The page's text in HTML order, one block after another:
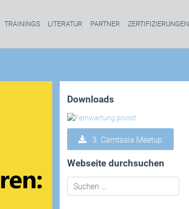
TRAININGS LITERATUR PARTNER ZERTIFIZIERUNGEN
Downloads
3. Camtasia Meetup
Webseite durchsuchen